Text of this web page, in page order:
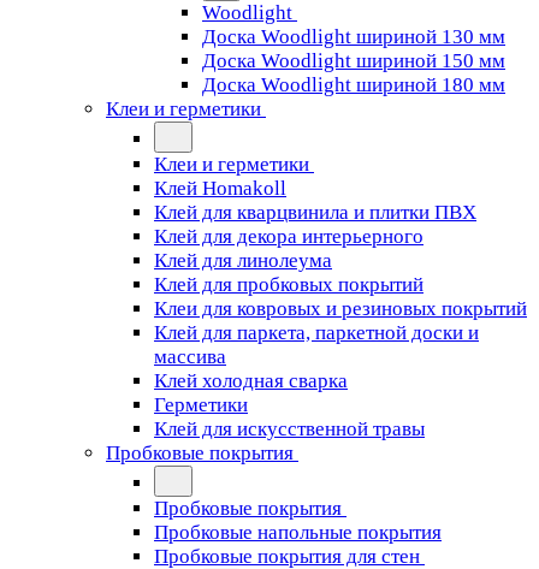
Woodlight
Доска Woodlight шириной 130 мм
Доска Woodlight шириной 150 мм
Доска Woodlight шириной 180 мм
Клеи и герметики
Клеи и герметики
Клей Homakoll
Клей для кварцвинила и плитки ПВХ
Клей для декора интерьерного
Клей для линолеума
Клей для пробковых покрытий
Клеи для ковровых и резиновых покрытий
Клей для паркета, паркетной доски и
массива
Клей холодная сварка
Герметики
Клей для искусственной травы
Пробковые покрытия
Пробковые покрытия
Пробковые напольные покрытия
Пробковые покрытия для стен